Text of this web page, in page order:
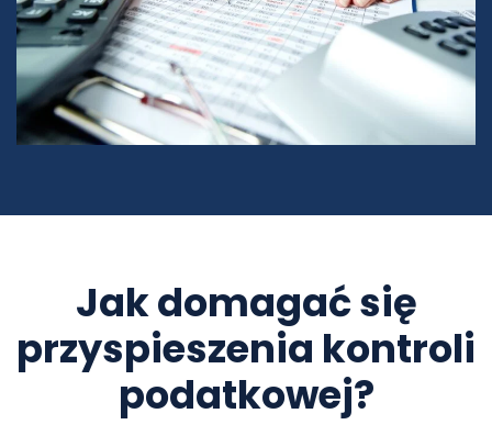
Jak domagać się
przyspieszenia kontroli
podatkowej?